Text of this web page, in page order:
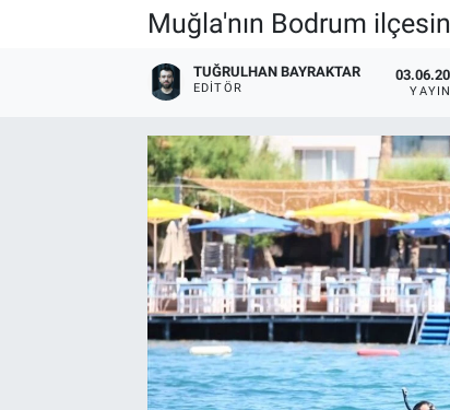
Muğla'nın Bodrum
TUĞRULHAN BAYRAKTAR
EDITÖR
KÜLTÜR-SANAT
Tüm Manşetler
Son Dakika Haberleri
Haber Arşivi